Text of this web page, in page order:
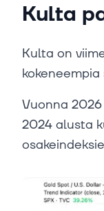
Kulta
Kulta on
Vuonna
2024 alusta